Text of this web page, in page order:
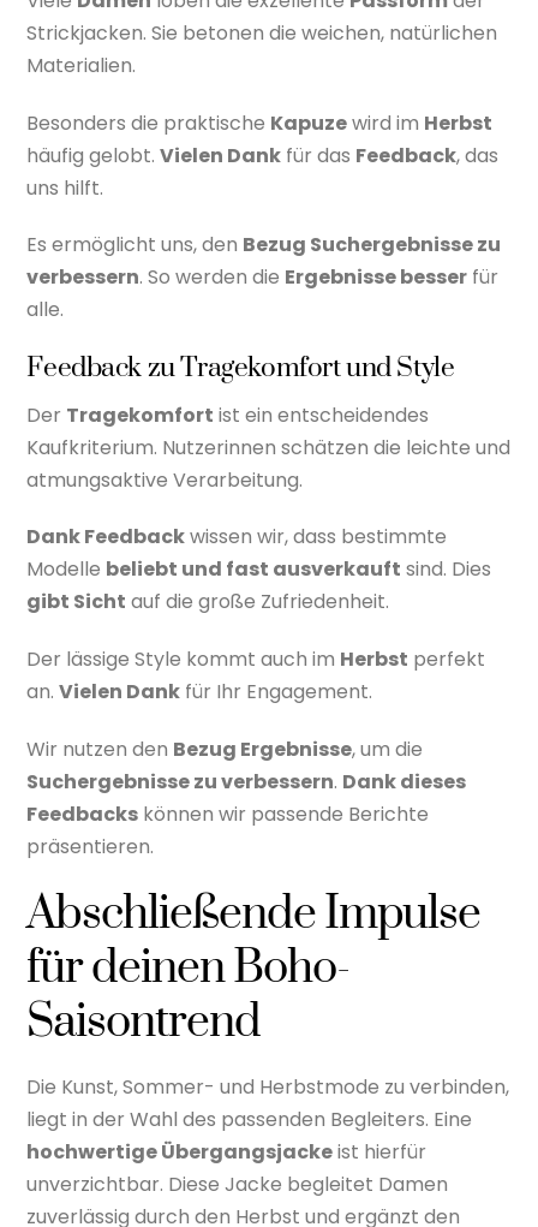
Strickjacken. Sie betonen die weichen, natürlichen
Materialien.
Besonders die praktische Kapuzewird im Herbst
häufig gelobt.Vielen Dank für das Feedback, das
uns hilft.
Es ermöglicht uns, den Bezug Suchergebnisse zu
verbessern. So werden die Ergebnisse besser für
alle.
Feedback zu Tragekomfort und Style
Der Tragekomfort ist ein entscheidendes
Kaufkriterium. Nutzerinnen schätzen die leichte und
atmungsaktive Verarbeitung.
Dank Feedbackwissen wir, dass bestimmte
Modelle beliebt und fast ausverkauft sind. Dies
gibt Sicht auf die große Zufriedenheit.
Der lässige Style kommt auch im Herbst perfekt
an.Vielen Dank für Ihr Engagement.
Wir nutzen den Bezug Ergebnisse, um die
Suchergebnisse zu verbessern. Dank dieses
Feedbacks können wir passende Berichte
präsentieren.
Abschließende Impulse
für deinen Boho-
Saisontrend
Die Kunst, Sommer- und Herbstmode zu verbinden,
liegt in der Wahl des passenden Begleiters. Eine
hochwertige Übergangsjackeist hierfür
unverzichtbar. Diese Jacke begleitet Damen
zuverlässig durch den Herbst und ergänzt den